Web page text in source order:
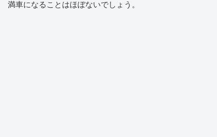
満車になることはほぼないでしょう。